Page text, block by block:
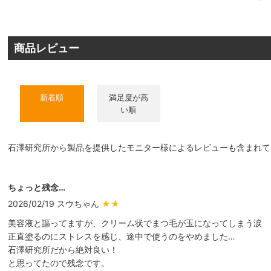
商品レビュー
新着順
満足度が高
い順
石澤研究所から製品を提供したモニター様によるレビューも含まれ
ちょっと残念…
2026/02/19 スウちゃん ★★
美容液と謳ってますが、クリーム状でまつ毛が玉になってしまう涙
正直塗るのにストレスを感じ、途中で使うのをやめました…
石澤研究所だから絶対良い！
と思ってたので残念です。